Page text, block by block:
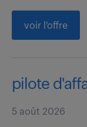
voir l'offre
pilote
5 août 2026